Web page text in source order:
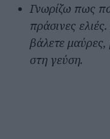
Γνωρίζω πως
πράσινες
βάλετε
στη γεύση.